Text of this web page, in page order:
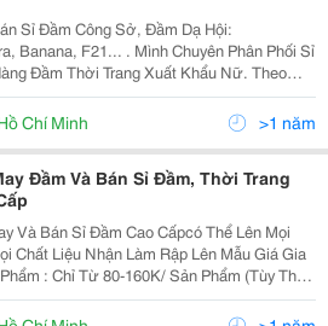
Sỉ Đầm Công Sở, Đầm Dạ Hội:
Banana, F21... . Mình Chuyên Phân Phối Sỉ
Đầm Thời Trang Xuất Khẩu Nữ. Theo
Nhất Của Nứoc Ngoài. Đặc Biệt Nhận
Mẫu Đầm Với Số Lượng Từ Nhỏ Đến Lớn Với
Chí Minh >1 năm
Đầm Và Bán Sỉ Đầm, Thời Trang
Và Bán Sỉ Đầm Cao Cấpcó Thể Lên Mọi
Làm Rập Lên Mẫu Giá Gia
: Chỉ Từ 80-160K/ Sản Phẩm (Tùy Theo
Giá Bán Sỉ Đầm Cao Cấp :
Sản Phẩm (Lấy 1 Lần 4 Cái/ Size/